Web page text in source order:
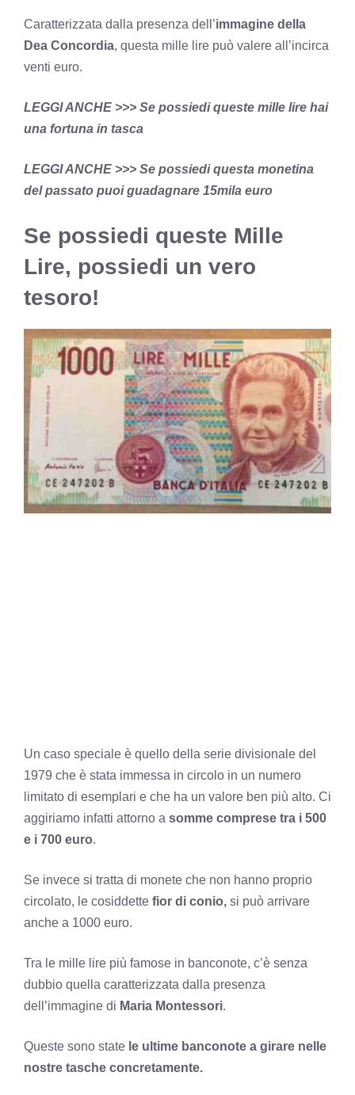
Caratterizzata dalla presenza dell’immagine della
Dea Concordia, questa mille lire può valere all’incirca
venti euro.
LEGGI ANCHE >>> Se possiedi queste mille lire hai
una fortuna in tasca
LEGGI ANCHE >>> Se possiedi questa monetina
del passato puoi guadagnare 15mila euro
Se possiedi queste Mille
Lire, possiedi un vero
tesoro!
Un caso speciale è quello della serie divisionale del
1979 che è stata immessa in circolo in un numero
limitato di esemplari e che ha un valore ben più alto. Ci
aggiriamo infatti attorno a somme comprese tra i 500
e i 700 euro.
Se invece si tratta di monete che non hanno proprio
circolato, le cosiddette fior di conio, si può arrivare
anche a 1000 euro.
Tra le mille lire più famose in banconote, c’è senza
dubbio quella caratterizzata dalla presenza
dell’immagine di Maria Montessori.
Queste sono state le ultime banconote a girare nelle
nostre tasche concretamente.